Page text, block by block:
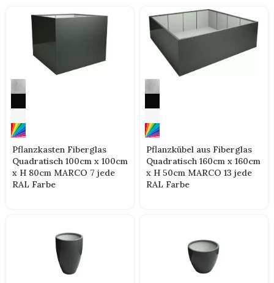
Pflanzkasten Fiberglas
Quadratisch 100cm x 100cm
x H 80cm MARCO 7 jede
RAL Farbe
Pflanzkübel aus Fiberglas
Quadratisch 160cm x 160cm
x H 50cm MARCO 13 jede
RAL Farbe